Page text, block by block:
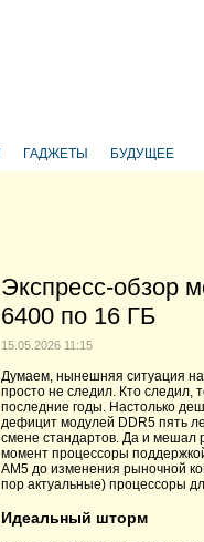
ГАДЖЕТЫ БУДУЩЕЕ
Экспресс-обзор
6400 по 16 ГБ
15.05.2026 11:15
Думаем, нынешняя ситуация
просто не следил. Кто следил,
последние годы. Настолько
дефицит модулей DDR5 пять
смене стандартов. Да и мешал
момент процессоры
AM5 до изменения рыночной
пор актуальные) процессоры
Идеальный шторм